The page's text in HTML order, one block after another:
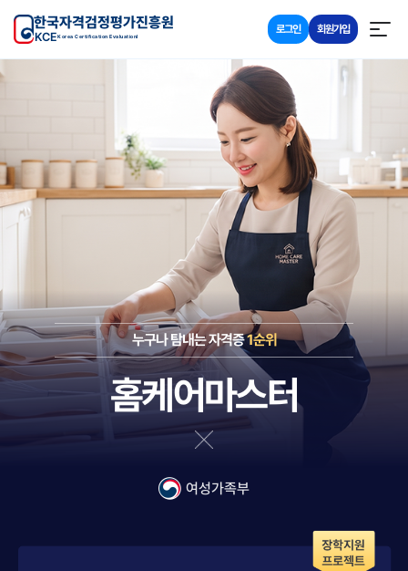
한국자격검정평가진흥원
KCEKorea Certification Evaluationl
로그인 회원가입
누구나 탐내는 자격증1순위
홈케어마스터
여성가족부